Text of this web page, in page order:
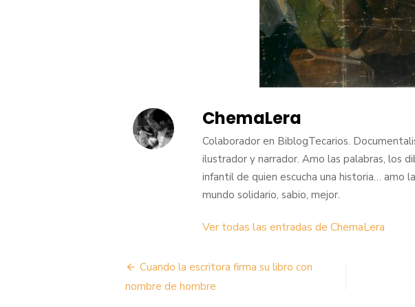
ChemaLera
Colaborador en BiblogTecarios.
ilustrador y narrador. Amo las palabras, los
infantil de quien escucha una historia… amo
mundo solidario, sabio, mejor.
Ver todas las entradas de ChemaLera
Navegación
de
Cuando la escritora firma su libro con
nombre de hombre